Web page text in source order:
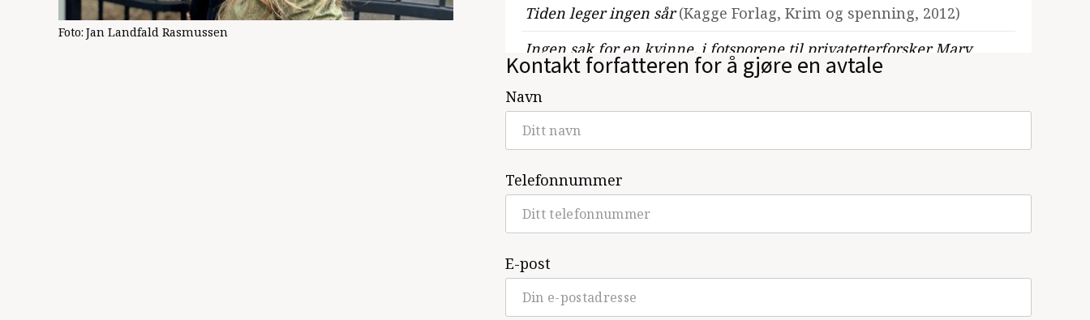
Foto: Jan Landfald Rasmussen
Tiden leger ingen sår(Kagge Forlag, Krim og spenning, 2012)
Ingen sak for en kvinne, i fotsporene til privatetterforsker Mary
Reklev(2010)
Hun som ingen unnslipper(Kagge Forlag, Krim og spenning, 2008)
Lykkeformelen
Det svakeste ledd
Kontakt forfatteren for å gjøre en avtale
Navn
Telefonnummer
E-post